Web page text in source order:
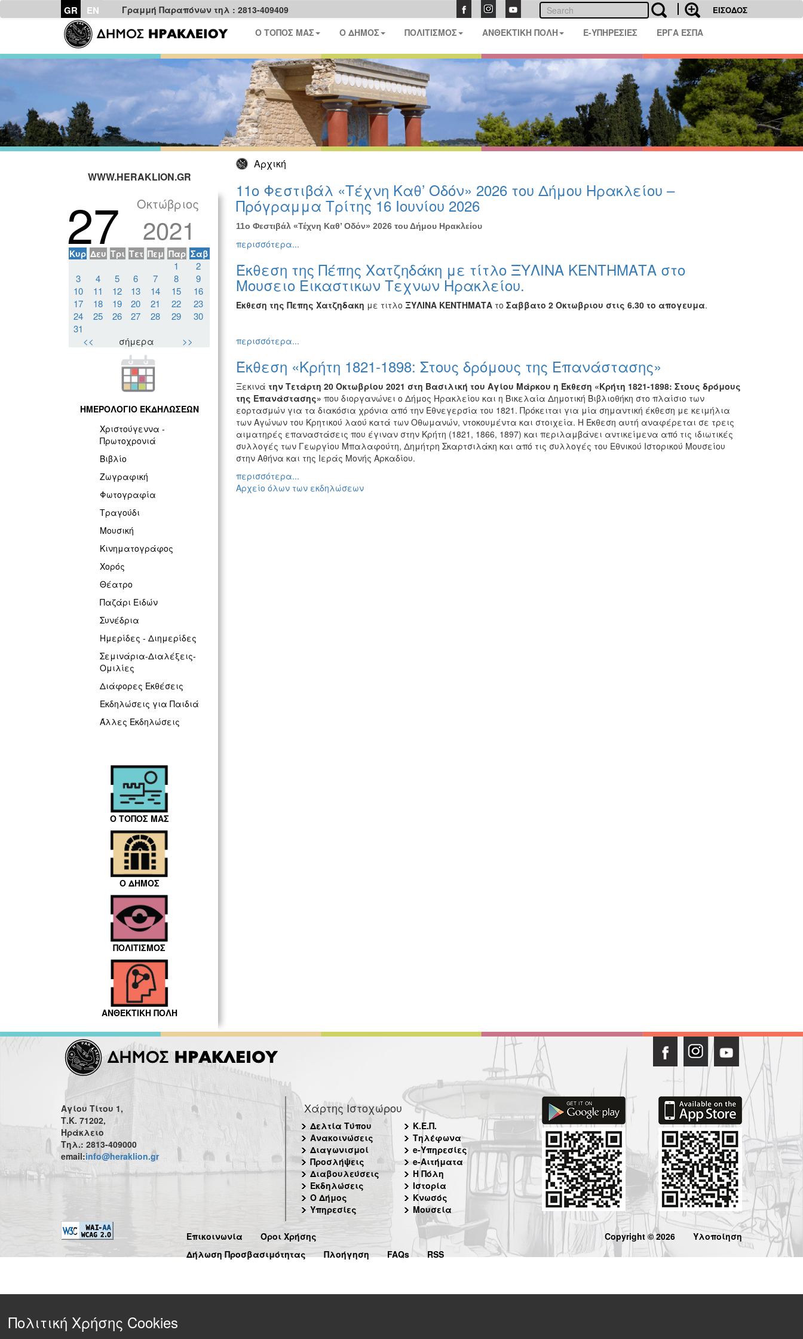
GR EN Γραμμή Παραπόνων τηλ : 2813-409409 ΕΙΣΟΔΟΣ
Ο ΤΟΠΟΣ ΜΑΣ Ο ΔΗΜΟΣ ΠΟΛΙΤΙΣΜΟΣ ΑΝΘΕΚΤΙΚΗ ΠΟΛΗ E-ΥΠΗΡΕΣΙΕΣ ΕΡΓΑ ΕΣΠΑ
Αρχική
WWW.HERAKLION.GR
27 Οκτώβριος
2021
Κυρ Δευ Τρι Τετ Πεμ Παρ Σαβ
1
2
3
4 5 6 7 8
9
10
11 12 13 14 15
16
17
18 19 20 21 22
23
24
25 26 27 28 29
30
31
<<
σήμερα >>
ΗΜΕΡΟΛΟΓΙΟ ΕΚΔΗΛΩΣΕΩΝ
Χριστούγεννα -
Πρωτοχρονιά
Βιβλίο
Ζωγραφική
Φωτογραφία
Τραγούδι
Μουσική
Κινηματογράφος
Χορός
Θέατρο
Παζάρι Ειδών
Συνέδρια
Ημερίδες - Διημερίδες
Σεμινάρια-Διαλέξεις-
Ομιλίες
Διάφορες Εκθέσεις
Εκδηλώσεις για Παιδιά
Άλλες Εκδηλώσεις
Ο ΤΟΠΟΣ ΜΑΣ
Ο ΔΗΜΟΣ
ΠΟΛΙΤΙΣΜΟΣ
ΑΝΘΕΚΤΙΚΗ ΠΟΛΗ
11ο Φεστιβάλ «Τέχνη Καθ’ Οδόν» 2026 του Δήμου Ηρακλείου –
Πρόγραμμα Τρίτης 16 Ιουνίου 2026
11ο Φεστιβάλ «Τέχνη Καθ’ Οδόν» 2026 του Δήμου Ηρακλείου
περισσότερα...
Έκθεση της Πέπης Χατζηδάκη με τίτλο ΞΥΛΙΝΑ ΚΕΝΤΗΜΑΤΑ στο
Μουσειο Εικαστικων Τεχνων Ηρακλείου.
Εκθεση της Πεπης Χατζηδακη με τιτλο ΞΥΛΙΝΑ ΚΕΝΤΗΜΑΤΑτο Σαββατο 2 Οκτωβριου στις 6.30 το απογευμα.
περισσότερα...
Έκθεση «Κρήτη 1821-1898: Στους δρόμους της Επανάστασης»
Ξεκινά την Τετάρτη 20 Οκτωβρίου 2021 στη Βασιλική του Αγίου Μάρκου η Έκθεση «Κρήτη 1821-1898: Στους δρόμους
της Επανάστασης» που διοργανώνει ο Δήμος Ηρακλείου και η Βικελαία Δημοτική Βιβλιοθήκη στο πλαίσιο των
εορτασμών για τα διακόσια χρόνια από την Εθνεγερσία του 1821. Πρόκειται για μία σημαντική έκθεση με κειμήλια
των Αγώνων του Κρητικού λαού κατά των Οθωμανών, ντοκουμέντα και στοιχεία. Η Έκθεση αυτή αναφέρεται σε τρεις
αιματηρές επαναστάσεις που έγιναν στην Κρήτη (1821, 1866, 1897) και περιλαμβάνει αντικείμενα από τις ιδιωτικές
συλλογές των Γεωργίου Μπαλαφούτη, Δημήτρη Σκαρτσιλάκη και από τις συλλογές του Εθνικού Ιστορικού Μουσείου
στην Αθήνα και της Ιεράς Μονής Αρκαδίου.
περισσότερα...
Αρχείο όλων των εκδηλώσεων
Αγίου Τίτου 1,
Τ.Κ. 71202,
Ηράκλειο
Τηλ.: 2813-409000
email:info@heraklion.gr
Χάρτης Ιστοχώρου
Δελτία Τύπου
Ανακοινώσεις
Διαγωνισμοί
Προσλήψεις
Διαβουλεύσεις
Εκδηλώσεις
Ο Δήμος
Υπηρεσίες
Κ.Ε.Π.
Τηλέφωνα
e-Υπηρεσίες
e-Αιτήματα
Η Πόλη
Ιστορία
Κνωσός
Μουσεία
Επικοινωνία
Όροι Χρήσης
Δήλωση Προσβασιμότητας
Πλοήγηση FAQs RSS
Copyright © 2026 Υλοποίηση
Πολιτική Χρήσης Cookies